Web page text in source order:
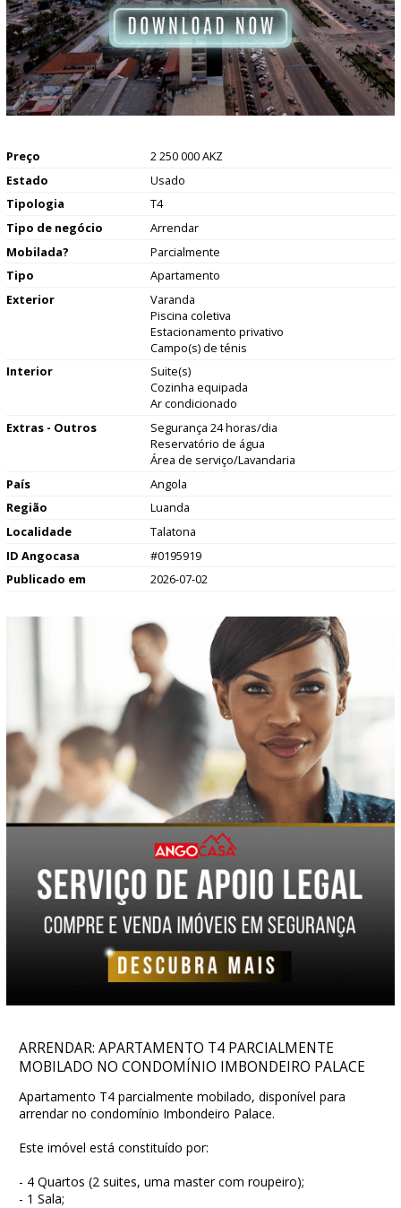
Preço
2 250 000 AKZ
Estado
Usado
Tipologia
T4
Tipo de negócio
Arrendar
Mobilada?
Parcialmente
Tipo
Apartamento
Exterior
Varanda
Piscina coletiva
Estacionamento privativo
Campo(s) de ténis
Interior
Suite(s)
Cozinha equipada
Ar condicionado
Extras - Outros
Segurança 24 horas/dia
Reservatório de água
Área de serviço/Lavandaria
País
Angola
Região
Luanda
Localidade
Talatona
ID Angocasa
#0195919
Publicado em
2026-07-02
ARRENDAR: APARTAMENTO T4 PARCIALMENTE
MOBILADO NO CONDOMÍNIO IMBONDEIRO PALACE
Apartamento T4 parcialmente mobilado, disponível para
arrendar no condomínio Imbondeiro Palace.
Este imóvel está constituído por:
- 4 Quartos (2 suites, uma master com roupeiro);
- 1 Sala;